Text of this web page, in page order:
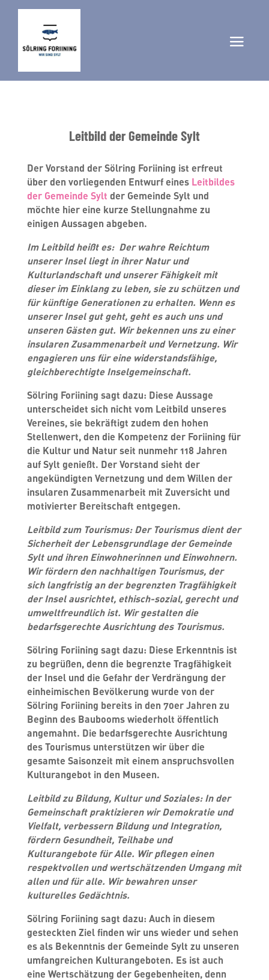
Leitbild der Gemeinde Sylt
Der Vorstand der Sölring Foriining ist erfreut
über den vorliegenden Entwurf eines Leitbildes
der Gemeinde Sylt der Gemeinde Sylt und
möchte hier eine kurze Stellungnahme zu
einigen Aussagen abgeben.
Im Leitbild heißt es: Der wahre Reichtum
unserer Insel liegt in ihrer Natur und
Kulturlandschaft und unserer Fähigkeit mit
dieser im Einklang zu leben, sie zu schützen und
für künftige Generationen zu erhalten. Wenn es
unserer Insel gut geht, geht es auch uns und
unseren Gästen gut. Wir bekennen uns zu einer
insularen Zusammenarbeit und Vernetzung. Wir
engagieren uns für eine widerstandsfähige,
gleichberechtigte Inselgemeinschaft.
Sölring Foriining sagt dazu: Diese Aussage
unterscheidet sich nicht vom Leitbild unseres
Vereines, sie bekräftigt zudem den hohen
Stellenwert, den die Kompetenz der Foriining für
die Kultur und Natur seit nunmehr 118 Jahren
auf Sylt genießt. Der Vorstand sieht der
angekündigten Vernetzung und dem Willen der
insularen Zusammenarbeit mit Zuversicht und
motivierter Bereitschaft entgegen.
Leitbild zum Tourismus: Der Tourismus dient der
Sicherheit der Lebensgrundlage der Gemeinde
Sylt und ihren Einwohnerinnen und Einwohnern.
Wir fördern den nachhaltigen Tourismus, der
sich langfristig an der begrenzten Tragfähigkeit
der Insel ausrichtet, ethisch-sozial, gerecht und
umweltfreundlich ist. Wir gestalten die
bedarfsgerechte Ausrichtung des Tourismus.
Sölring Foriining sagt dazu: Diese Erkenntnis ist
zu begrüßen, denn die begrenzte Tragfähigkeit
der Insel und die Gefahr der Verdrängung der
einheimischen Bevölkerung wurde von der
Sölring Foriining bereits in den 70er Jahren zu
Beginn des Baubooms wiederholt öffentlich
angemahnt. Die bedarfsgerechte Ausrichtung
des Tourismus unterstützen wir über die
gesamte Saisonzeit mit einem anspruchsvollen
Kulturangebot in den Museen.
Leitbild zu Bildung, Kultur und Soziales: In der
Gemeinschaft praktizieren wir Demokratie und
Vielfalt, verbessern Bildung und Integration,
fördern Gesundheit, Teilhabe und
Kulturangebote für Alle. Wir pflegen einen
respektvollen und wertschätzenden Umgang mit
allen und für alle. Wir bewahren unser
kulturelles Gedächtnis.
Sölring Foriining sagt dazu: Auch in diesem
gesteckten Ziel finden wir uns wieder und sehen
es als Bekenntnis der Gemeinde Sylt zu unseren
umfangreichen Kulturangeboten. Es ist auch
eine Wertschätzung der Gegebenheiten, denn